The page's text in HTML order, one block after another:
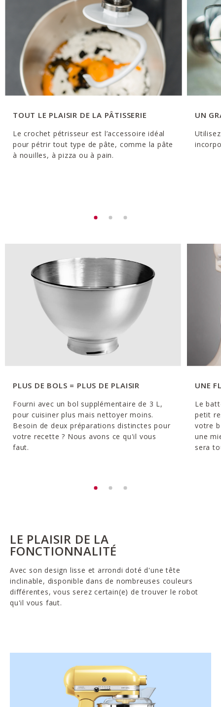
TOUT LE PLAISIR DE LA PÂTISSERIE
Le crochet pétrisseur est l’accessoire idéal
pour pétrir tout type de pâte, comme la pâte
à nouilles, à pizza ou à pain.
UN
PLUS DE BOLS = PLUS DE PLAISIR
Fourni avec un bol supplémentaire de 3 L,
pour cuisiner plus mais nettoyer moins.
Besoin de deux préparations distinctes pour
votre recette ? Nous avons ce qu'il vous
faut.
UNE
Le
petit
votre
une
sera
LE PLAISIR DE LA
FONCTIONNALITÉ
Avec son design lisse et arrondi doté d'une tête
inclinable, disponible dans de nombreuses couleurs
différentes, vous serez certain(e) de trouver le robot
qu'il vous faut.